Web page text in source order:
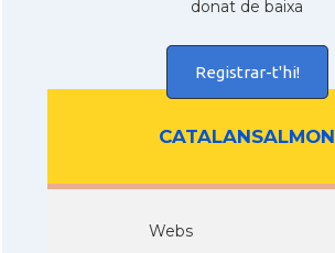
donat de baixa
Registrar-t'hi!
CATALANSALMON
Webs